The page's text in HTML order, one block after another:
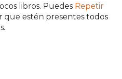
libros. Puedes Repetir
que estén presentes todos